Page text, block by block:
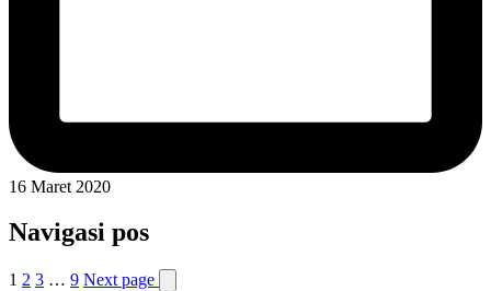
16 Maret 2020
Navigasi pos
1 2 3 … 9 Next page